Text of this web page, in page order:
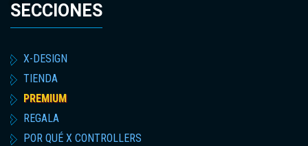
SECCIONES
X-DESIGN
TIENDA
PREMIUM
REGALA
POR QUÉ X CONTROLLERS